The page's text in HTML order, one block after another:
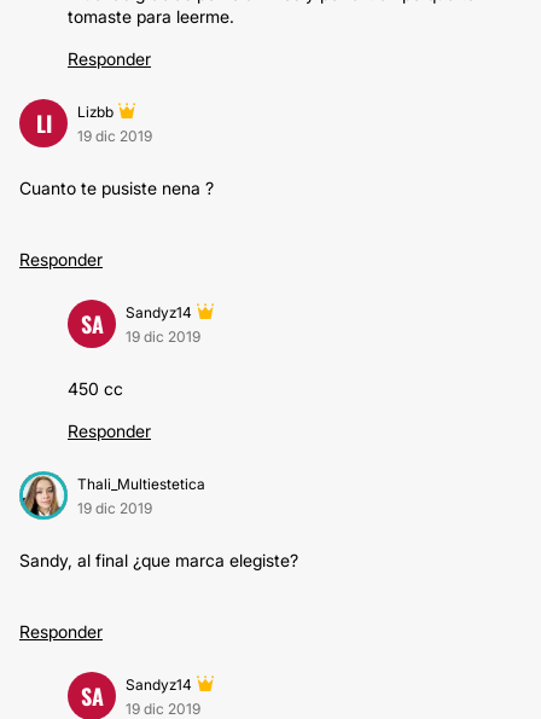
tomaste para leerme.
Responder
LI
Lizbb
19 dic 2019
Cuanto te pusiste nena ?
Responder
SA
Sandyz14
19 dic 2019
450 cc
Responder
Thali_Multiestetica
19 dic 2019
Sandy, al final ¿que marca elegiste?
Responder
SA
Sandyz14
19 dic 2019